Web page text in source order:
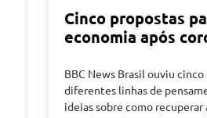
Cinco propostas
economia após
BBC News Brasil ouviu
diferentes linhas de
ideias sobre como recuperar